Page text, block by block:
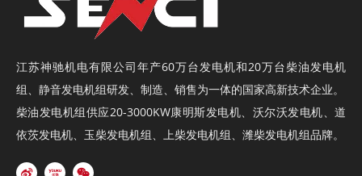
江苏神驰机电有限公司年产60万台发电机和20万台柴油发电机
组、 静音发电机组研发、制造、销售为一体的国家高新技术企业。
柴油发电机组供应20-3000KW康明斯发电机、沃尔沃发电机、道
依茨发电机、玉柴发电机组、上柴发电机组、潍柴发电机组品牌。